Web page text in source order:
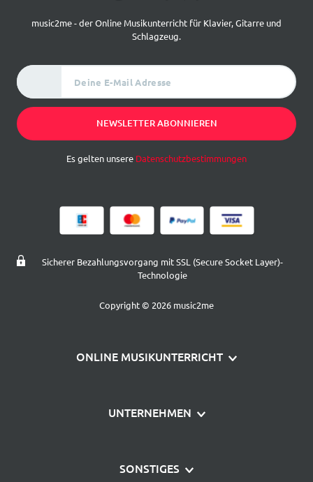
music2me - der Online Musikunterricht für Klavier, Gitarre und
Schlagzeug.
Deine E-Mail Adresse
NEWSLETTER ABONNIEREN
Es gelten unsere Datenschutzbestimmungen
Sicherer Bezahlungsvorgang mit SSL (Secure Socket Layer)-
Technologie
Copyright © 2026 music2me
ONLINE MUSIKUNTERRICHT
Gitarre lernen
UNTERNEHMEN
Häufige Fragen
SONSTIGES